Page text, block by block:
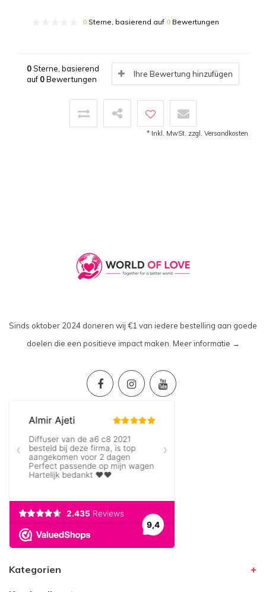
0 Sterne, basierend auf 0 Bewertungen
0Sterne, basierend
auf 0Bewertungen
Ihre Bewertung hinzufügen
* Inkl. MwSt. zzgl. Versandkosten
Sinds oktober 2024 doneren wij €1 van iedere bestelling aan goede
doelen die een positieve impact maken. Meer informatie →
Kategorien